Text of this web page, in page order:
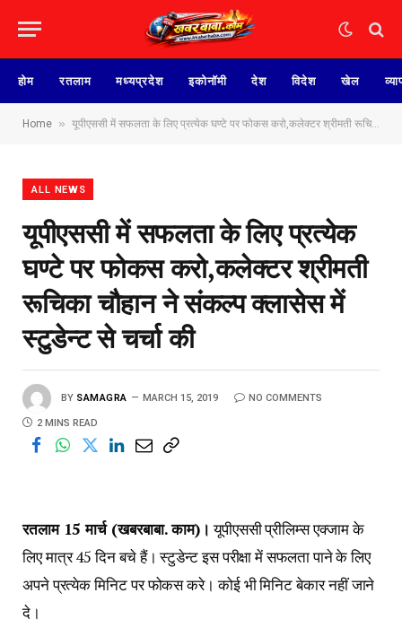
होम रतलाम मध्यप्रदेश इकोनॉमी देश विदेश खेल
Home » यूपीएससी में सफलता के लिए प्रत्येक घण्टे पर फोकस करो,कलेक्टर श्रीमती रूचिका चौहान ने संकल्प क्लासेस में स्टुडेन्ट से चर्चा की
ALL NEWS
यूपीएससी में सफलता के लिए प्रत्येक
घण्टे पर फोकस करो,कलेक्टर श्रीमती
रूचिका चौहान ने संकल्प क्लासेस में
स्टुडेन्ट से चर्चा की
BY SAMAGRA MARCH 15, 2019 NO COMMENTS
2 MINS READ
रतलाम 15 मार्च (खबरबाबा. काम)। यूपीएससी प्रीलिम्स एक्जाम के
लिए मात्र 45 दिन बचे हैं। स्टुडेन्ट इस परीक्षा में सफलता पाने के लिए
अपने प्रत्येक मिनिट पर फोकस करे। कोई भी मिनिट बेकार नहीं जाने
दे।